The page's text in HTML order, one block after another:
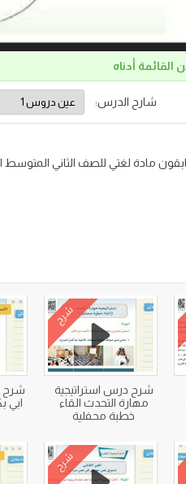
أدناه
شارح الدرس:
شرح
شرح درس استراتيجية
مهارة التحدث القاء
خطبة محفلية
شرح
ابي
شرح